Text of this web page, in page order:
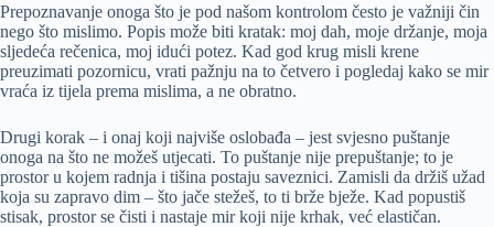
Prepoznavanje onoga što je pod našom kontrolom često je važniji čin
nego što mislimo. Popis može biti kratak: moj dah, moje držanje, moja
sljedeća rečenica, moj idući potez. Kad god krug misli krene
preuzimati pozornicu, vrati pažnju na to četvero i pogledaj kako se mir
vraća iz tijela prema mislima, a ne obratno.
Drugi korak – i onaj koji najviše oslobađa – jest svjesno puštanje
onoga na što ne možeš utjecati. To puštanje nije prepuštanje; to je
prostor u kojem radnja i tišina postaju saveznici. Zamisli da držiš užad
koja su zapravo dim – što jače stežeš, to ti brže bježe. Kad popustiš
stisak, prostor se čisti i nastaje mir koji nije krhak, već elastičan.